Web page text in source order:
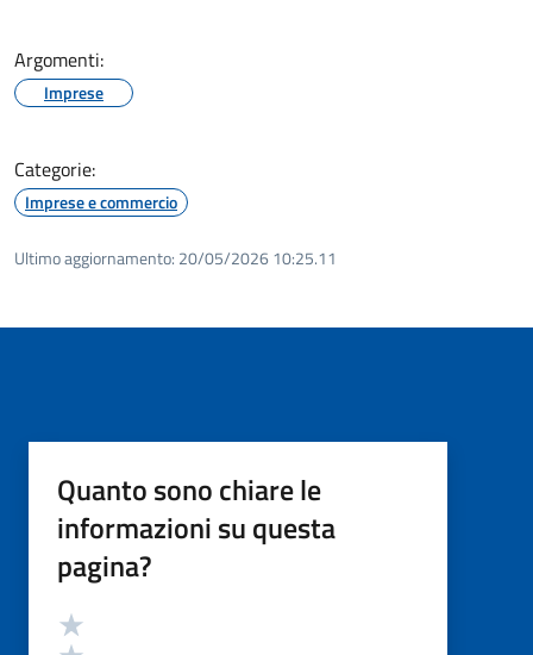
Argomenti:
Imprese
Categorie:
Imprese e commercio
Ultimo aggiornamento: 20/05/2026 10:25.11
Quanto sono chiare le
informazioni su questa
pagina?
Valutazione